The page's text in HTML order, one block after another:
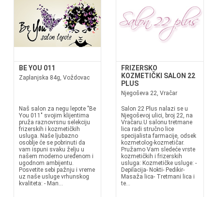
BE YOU 011
Zaplanjska 84g, Voždovac
Naš salon za negu lepote "Be
You 011" svojim klijentima
pruža raznovrsnu selekciju
frizerskih i kozmetičkih
usluga. Naše ljubazno
osoblje će se pobrinuti da
vam ispuni svaku želju u
našem moderno uređenom i
ugodnom ambijentu.
Posvetite sebi pažnju i vreme
uz naše usluge vrhunskog
kvaliteta: - Man...
FRIZERSKO
KOZMETIČKI SALON 22
PLUS
Njegoševa 22, Vračar
Salon 22 Plus nalazi se u
Njegoševoj ulici, broj 22, na
Vračaru.U salonu tretmane
lica radi stručno lice
specijalista farmacije, odsek
kozmetolog-kozmetičar.
Pružamo Vam sledeće vrste
kozmetičkih i frizerskih
usluga: Kozmetičke usluge: -
Depilacija- Nokti- Pedikir-
Masaža lica- Tretmani lica i
te...